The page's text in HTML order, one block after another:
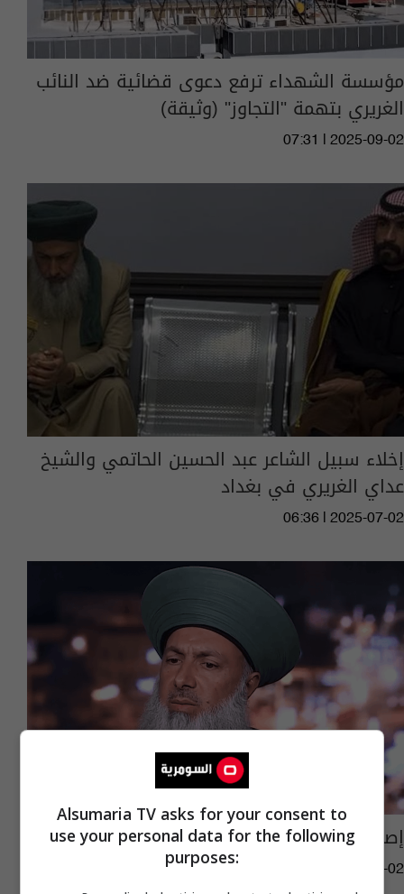
مؤسسة الشهداء ترفع دعوى قضائية ضد النائب
الغريري بتهمة "التجاوز" (وثيقة)
07:31 | 2025-09-02
إخلاء سبيل الشاعر عبد الحسين الحاتمي والشيخ
عداي الغريري في بغداد
06:36 | 2025-07-02
إصدار مذكرة قبض بحق الشيخ عداي الغريري
02:52 | 2025-07-02
Alsumaria TV asks for your consent to
use your personal data for the following
purposes: